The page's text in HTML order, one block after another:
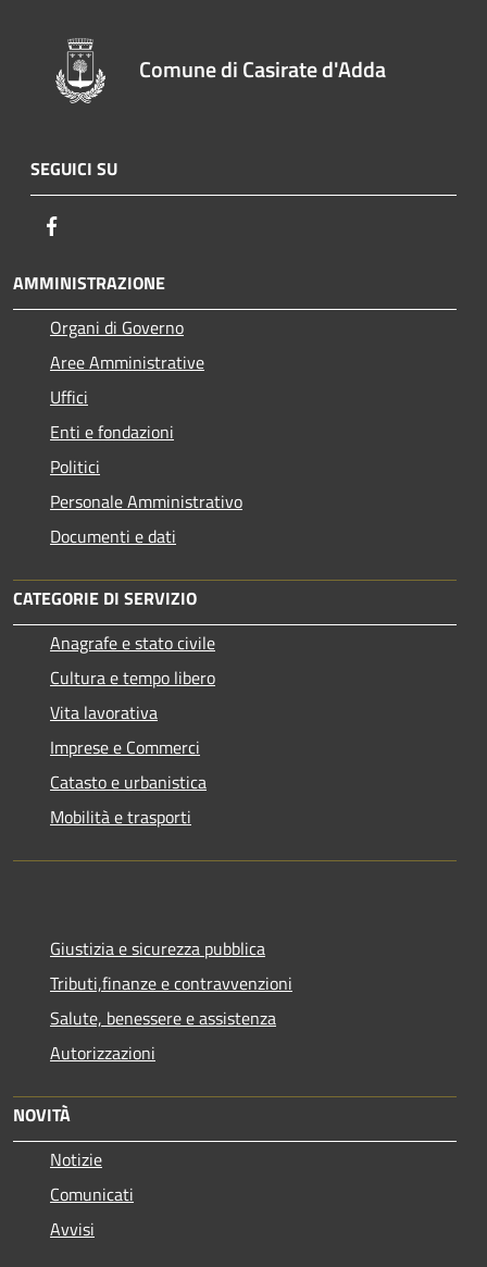
Comune di Casirate d'Adda
SEGUICI SU
AMMINISTRAZIONE
Organi di Governo
Aree Amministrative
Uffici
Enti e fondazioni
Politici
Personale Amministrativo
Documenti e dati
CATEGORIE DI SERVIZIO
Anagrafe e stato civile
Cultura e tempo libero
Vita lavorativa
Imprese e Commerci
Catasto e urbanistica
Mobilità e trasporti
Giustizia e sicurezza pubblica
Tributi,finanze e contravvenzioni
Salute, benessere e assistenza
Autorizzazioni
NOVITÀ
Notizie
Comunicati
Avvisi